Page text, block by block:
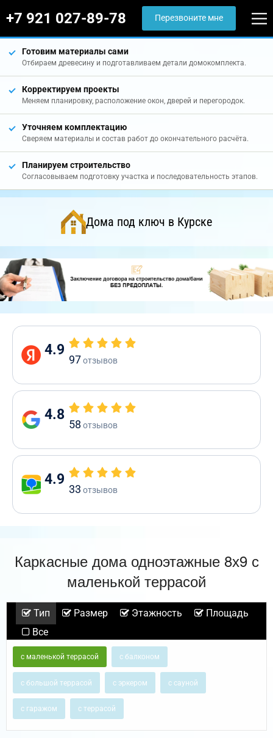
+7 921 027-89-78 Перезвоните мне
Готовим материалы сами
Отбираем древесину и подготавливаем детали домокомплекта.
Корректируем проекты
Меняем планировку, расположение окон, дверей и перегородок.
Уточняем комплектацию
Сверяем материалы и состав работ до окончательного расчёта.
Планируем строительство
Согласовываем подготовку участка и последовательность этапов.
Дома под ключ в Курске
4.9
97отзывов
4.8
58 отзывов
4.9
33 отзывов
Каркасные дома одноэтажные 8х9 с
маленькой террасой
Тип Размер Этажность
Площадь
Все
с маленькой террасой с балконом
с большой террасой с эркером с сауной
с гаражом с террасой